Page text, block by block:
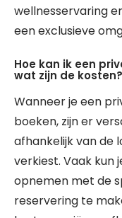
wellnesservaring
een exclusieve
Hoe kan ik een
wat zijn de kosten?
Wanneer je een
boeken, zijn er
afhankelijk van de
verkiest. Vaak
opnemen met de
reservering te